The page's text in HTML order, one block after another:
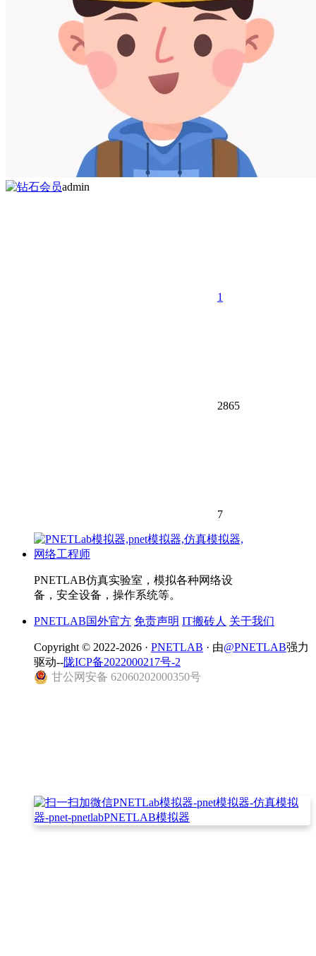
admin
1
2865
7
PNETLAB仿真实验室，模拟各种网络设
备，安全设备，操作系统等。
PNETLAB国外官方 免责声明 IT搬砖人 关于我们
Copyright © 2022-2026 · PNETLAB · 由@PNETLAB强力
驱动--陇ICP备2022000217号-2
甘公网安备 62060202000350号